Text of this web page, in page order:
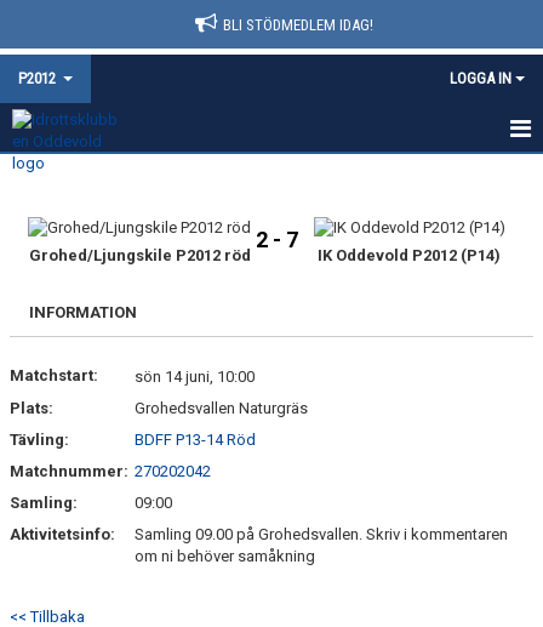
BLI STÖDMEDLEM IDAG!
P2012 LOGGA IN
HEM
NYHETER
MATCHER
TRUPPEN
BILDGALLERI
KONTAKT
Grohed/Ljungskile P2012 röd
2 - 7
IK Oddevold P2012 (P14)
INFORMATION
Matchstart:
sön 14 juni, 10:00
Plats:
Grohedsvallen Naturgräs
Tävling:
BDFF P13-14 Röd
Matchnummer: 270202042
Samling:
09:00
Aktivitetsinfo:
Samling 09.00 på Grohedsvallen. Skriv i kommentaren
om ni behöver samåkning
<< Tillbaka